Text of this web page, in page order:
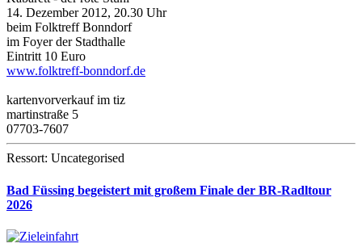
14. Dezember 2012, 20.30 Uhr
beim Folktreff Bonndorf
im Foyer der Stadthalle
Eintritt 10 Euro
www.folktreff-bonndorf.de
kartenvorverkauf im tiz
martinstraße 5
07703-7607
Ressort: Uncategorised
Bad Füssing begeistert mit großem Finale der BR-Radltour
2026